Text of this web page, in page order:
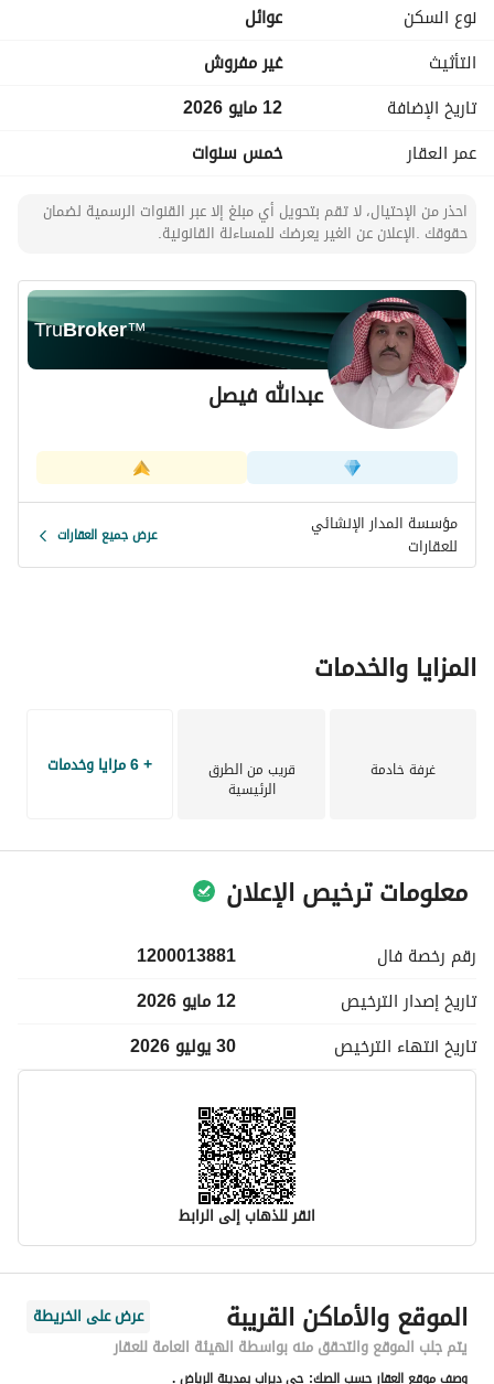
نوع السكن
عوائل
التأثيث
غير مفروش
تاريخ الإضافة
12 مايو 2026
عمر العقار
خمس سنوات
احذر من الإحتيال، لا تقم بتحويل أي مبلغ إلا عبر القنوات الرسمية لضمان
حقوقك .الإعلان عن الغير يعرضك للمساءلة القانونية.
TruBroker™
عبدالله فيصل
مؤسسة المدار الإنشائي
للعقارات عرض جميع العقارات
المزايا والخدمات
غرفة خادمة قريب من الطرق
الرئيسية
+ 6 مزايا وخدمات
معلومات ترخيص الإعلان
رقم رخصة فال
1200013881
تاريخ إصدار الترخيص
12 مايو 2026
تاريخ انتهاء الترخيص 30 يوليو 2026
انقر للذهاب إلى الرابط
معلومات مسؤول الإعلان
اسم المسؤول
عبدالله فيصل سويد العجميالموقع والأماكن القريبة
عرض على الخريطة
يتم جلب الموقع والتحقق منه بواسطة الهيئة العامة للعقار
وصف موقع العقار حسب الصك: حي ديراب بمدينة الرياض .